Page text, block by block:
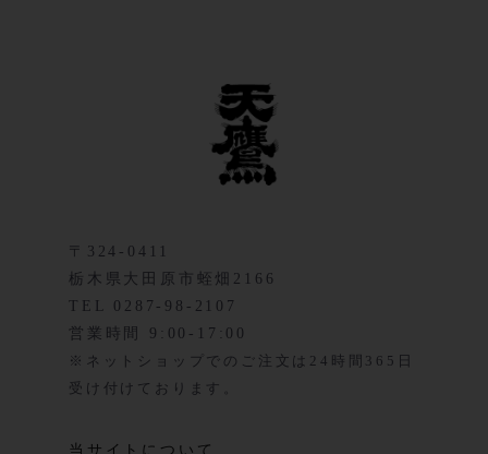
〒324-0411
栃木県大田原市蛭畑2166
TEL 0287-98-2107
営業時間 9:00-17:00
※ネットショップでのご注文は24時間365日
受け付けております。
当サイトについて